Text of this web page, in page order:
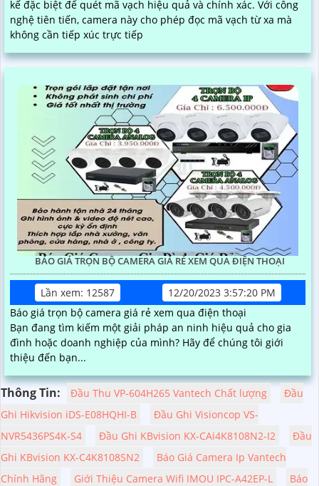
kế đặc biệt để quét mã vạch hiệu quả và chính xác. Với công
nghệ tiên tiến, camera này cho phép đọc mã vạch từ xa mà
không cần tiếp xúc trực tiếp
BÁO GIÁ TRỌN BỘ CAMERA GIÁ RẺ XEM QUA ĐIỆN THOẠI
Lần xem: 12587
12/20/2023 3:57:20 PM
Báo giá trọn bộ camera giá rẻ xem qua điện thoại
Bạn đang tìm kiếm một giải pháp an ninh hiệu quả cho gia
đình hoặc doanh nghiệp của mình? Hãy để chúng tôi giới
thiệu đến bạn...
Thông Tin: Đầu Thu VP-604H265 Vantech Chất lượng
Đầu
Ghi Hikvision iDS-E08HQHI-B
Đầu Ghi Visioncop VS-
NVR5436PS4K-S4
Đầu Ghi KBvision KX-CAi4K8108N2-I2
Đầu
Ghi KBvision KX-C4K8108SN2
Báo Giá Camera Ip Vantech
Chính Hãng
Giới Thiệu Camera Wifi IMOU IPC-A42EP-L
Báo